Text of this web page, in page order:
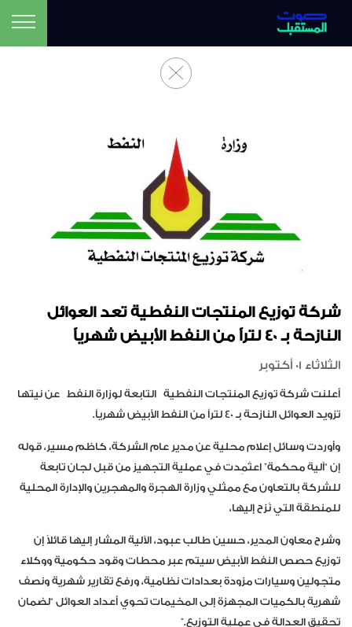
شركة توزيع المنتجات النفطية تعد العوائل
النازحة بـ ٤٠ لتراً من النفط الأبيض شهرياً
الثلاثاء 01 أكتوبر
أعلنت شركة توزيع المنتجات النفطية التابعة لوزارة النفط عن نيتها
تزويد العوائل النازحة بـ ٤٠ لتراً من النفط الأبيض شهرياً.
وأوردت وسائل إعلام محلية عن مدير عام الشركة، كاظم مسير، قوله
إن “آلية محكمة” اعتُمِدت في عملية التجهيز من قبل لجان تابعة
للشركة بالتعاون مع ممثلي وزارة الهجرة والمهجرين والإدارة المحلية
للمنطقة التي نُزح إليها،
وشرح معاون المدير، حسين طالب عبود، الآلية المشار إليها قائلاً إن
توزيع حصص النفط الأبيض سيتم عبر محطات وقود حكومية ووكلاء
متجولين وسيارات مزودة بعدادات نظامية، ورفع تقارير شهرية ونصف
شهرية بالكميات المجهزة إلى المخيمات تحوي أعداد العوائل “لضمان
تحقيق العدالة في عملية التوزيع.”